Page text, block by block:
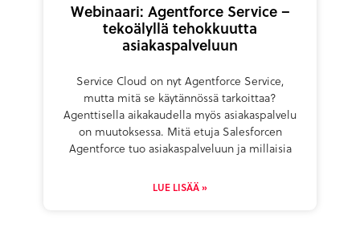
Webinaari: Agentforce Service –
tekoälyllä tehokkuutta
asiakaspalveluun
Service Cloud on nyt Agentforce Service,
mutta mitä se käytännössä tarkoittaa?
Agenttisella aikakaudella myös asiakaspalvelu
on muutoksessa. Mitä etuja Salesforcen
Agentforce tuo asiakaspalveluun ja millaisia
LUE LISÄÄ »